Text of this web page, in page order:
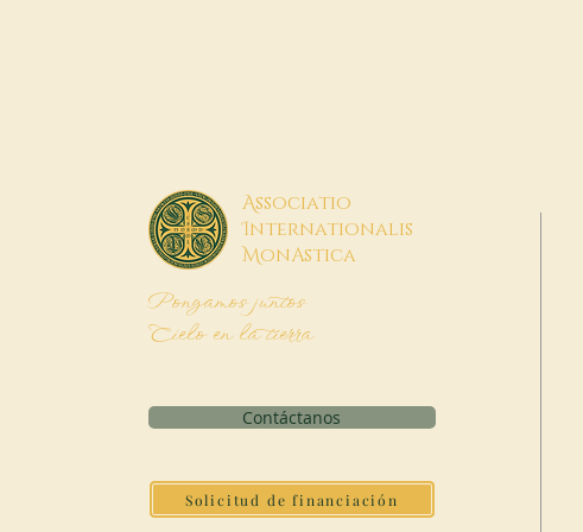
Associatio
Internationalis
MonAstica
Pongamos juntos
Cielo en la tierra
Contáctanos
Solicitud de financiación